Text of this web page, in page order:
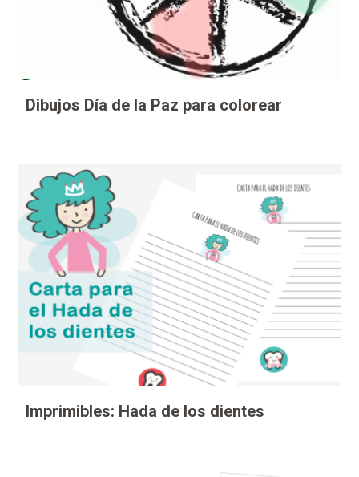
Dibujos Día de la Paz para colorear
Imprimibles: Hada de los dientes